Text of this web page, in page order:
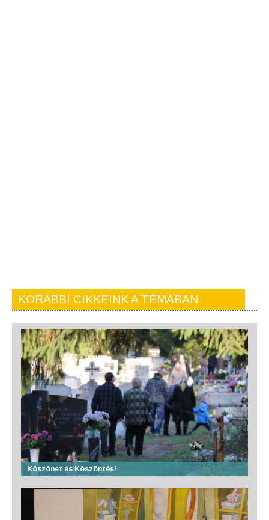
KORÁBBI CIKKEINK A TÉMÁBAN
Köszönet és Köszöntés!